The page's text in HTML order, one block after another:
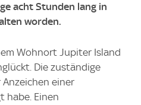
acht Stunden lang in
worden.
Wohnort Jupiter Island
Die zuständige
einer
habe. Einen